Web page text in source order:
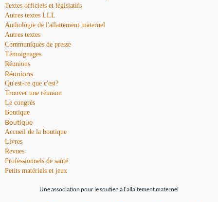
Textes officiels et législatifs
Autres textes LLL
Anthologie de l'allaitement maternel
Autres textes
Communiqués de presse
Témoignages
Réunions
Réunions
Qu'est-ce que c'est?
Trouver une réunion
Le congrès
Boutique
Boutique
Accueil de la boutique
Livres
Revues
Professionnels de santé
Petits matériels et jeux
Une association pour le soutien à l’allaitement maternel